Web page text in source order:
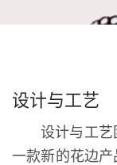
设计与工艺
设计与工
一款新的花边